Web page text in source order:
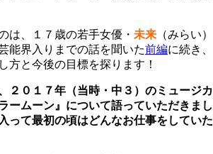
は、１７歳の若手女優・ 未来 （みらい）
能界入りまでの話を聞いた前編に続き、
方と今後の目標を探ります！
０１７年（当時・中３）のミュージカ
ームーン』について語っていただきまし
って最初の頃はどんなお仕事をしていた